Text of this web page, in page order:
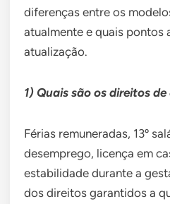
diferenças entre os
atualmente e quais pontos
atualização.
1) Quais são os direitos
Férias remuneradas, 13º
desemprego, licença em
estabilidade durante a
dos direitos garantidos a